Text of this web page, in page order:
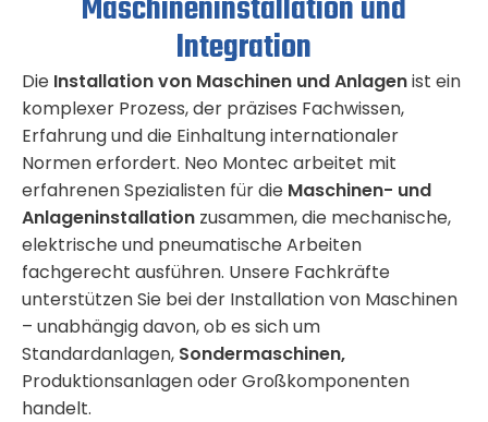
Integration
Die Installation von Maschinen und Anlagenist ein
komplexer Prozess, der präzises Fachwissen,
Erfahrung und die Einhaltung internationaler
Normen erfordert. Neo Montec arbeitet mit
erfahrenen Spezialisten für die Maschinen- und
Anlageninstallation zusammen, die mechanische,
elektrische und pneumatische Arbeiten
fachgerecht ausführen. Unsere Fachkräfte
unterstützen Sie bei der Installation von Maschinen
– unabhängig davon, ob es sich um
Standardanlagen, Sondermaschinen,
Produktionsanlagen oder Großkomponenten
handelt.